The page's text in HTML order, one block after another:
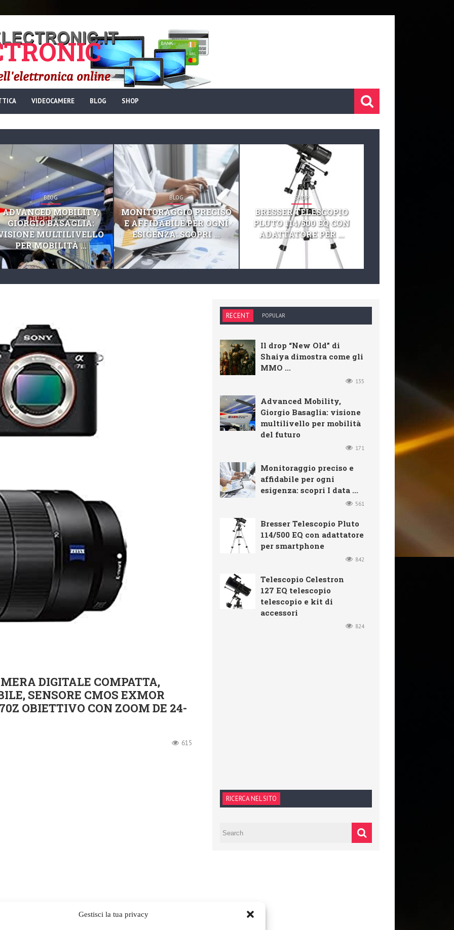
Gestisci la tua privacy
VIDEOCAMERE BLOG SHOP
BLOG
ADVANCED MOBILITY,
GIORGIO BASAGLIA:
MULTILIVELLO
PER MOBILITÀ ...
BLOG
MONITORAGGIO PRECISO
E AFFIDABILE PER OGNI
ESIGENZA: SCOPRI ...
SHOP
BRESSER TELESCOPIO
PLUTO 114/500 EQ CON
ADATTATORE PER ...
DIGITALE COMPATTA,
SENSORE CMOS EXMOR
OBIETTIVO CON ZOOM DE 24-
615
RECENT POPULAR
Il drop “New Old” di
Shaiya dimostra come gli
MMO ...
135
Advanced Mobility,
Giorgio Basaglia: visione
multilivello per mobilità
del futuro
171
Monitoraggio preciso e
affidabile per ogni
esigenza: scopri I data ...
561
Bresser Telescopio Pluto
114/500 EQ con adattatore
per smartphone
842
Telescopio Celestron
127 EQ telescopio
telescopio e kit di
accessori
824
RICERCA NEL SITO